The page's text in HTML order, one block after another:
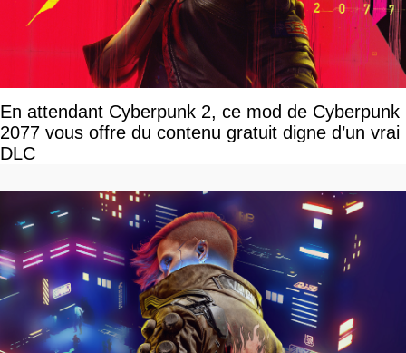
En attendant Cyberpunk 2, ce mod de Cyberpunk
2077 vous offre du contenu gratuit digne d’un vrai
DLC